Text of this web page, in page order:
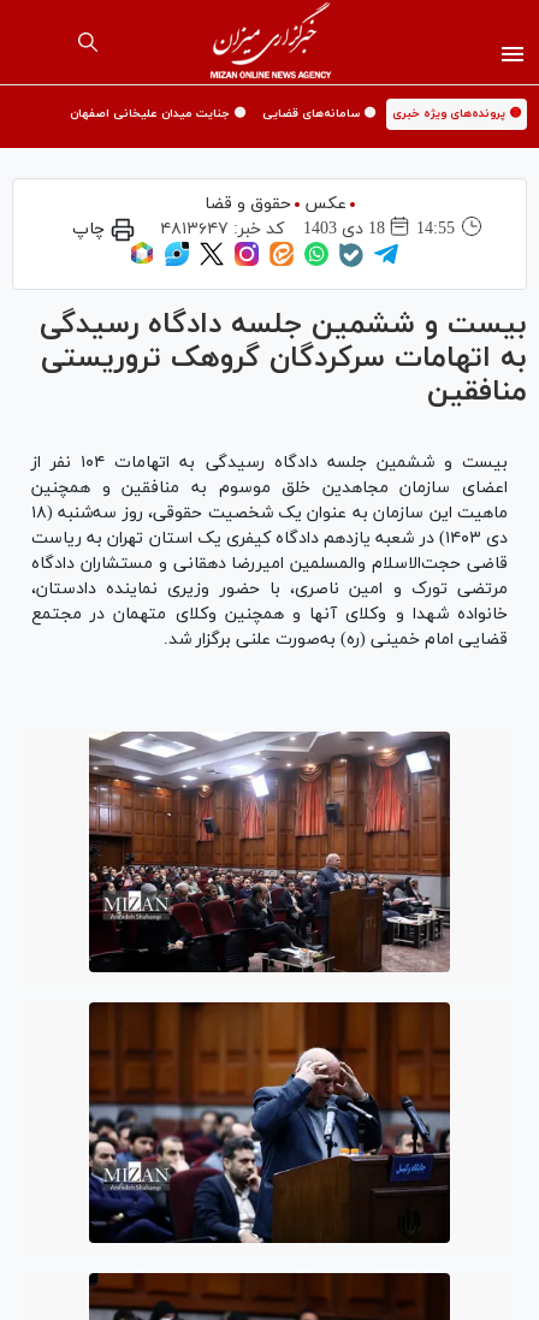
🟡 پرونده‌های ویژه خبری 🟡 سامانه‌های قضایی 🟡 جنایت میدان علیخانی اصفهان
عکس
حقوق و قضا
14:55
18 دی 1403 کد خبر: ۴۸۱۳۶۴۷ چاپ
بیست و ششمین جلسه دادگاه رسیدگی
به اتهامات سرکردگان گروهک تروریستی
منافقین
بیست و ششمین جلسه دادگاه رسیدگی به اتهامات ۱۰۴ نفر از
اعضای سازمان مجاهدین خلق موسوم به منافقین و همچنین
ماهیت این سازمان به عنوان یک شخصیت حقوقی، روز سه‌شنبه (۱۸
دی ۱۴۰۳) در شعبه یازدهم دادگاه کیفری یک استان تهران به ریاست
قاضی حجت‌الاسلام والمسلمین امیررضا دهقانی و مستشاران دادگاه
مرتضی تورک و امین ناصری، با حضور وزیری نماینده دادستان،
خانواده شهدا و وکلای آنها و همچنین وکلای متهمان در مجتمع
قضایی امام خمینی (ره) به‌صورت علنی برگزار شد.